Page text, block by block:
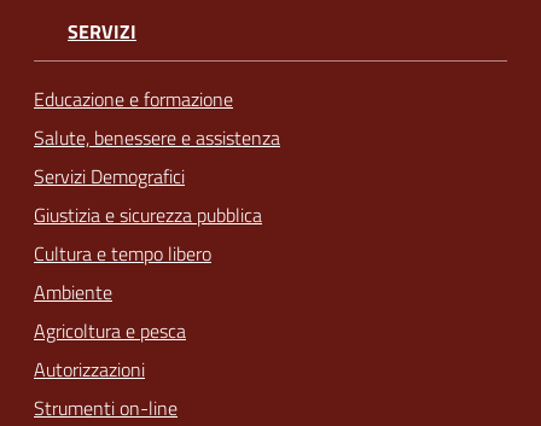
SERVIZI
Educazione e formazione
Salute, benessere e assistenza
Servizi Demografici
Giustizia e sicurezza pubblica
Cultura e tempo libero
Ambiente
Agricoltura e pesca
Autorizzazioni
Strumenti on-line